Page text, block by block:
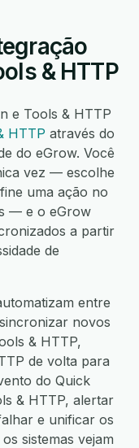
& HTTP
e Tools & HTTP
HTTP através do
do eGrow. Você
vez — escolhe
uma ação no
— e o eGrow
a partir
de
entre
novos
& HTTP,
de volta para
do Quick
& HTTP, alertar
e unificar os
sistemas vejam